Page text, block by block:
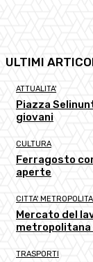
ULTIMI
ATTUALITA'
Piazza
giovani
CULTURA
Ferragosto
aperte
CITTA'
Mercato del
metropolitana
TRASPORTI